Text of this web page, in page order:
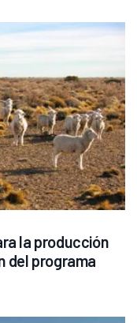
la producción
del programa